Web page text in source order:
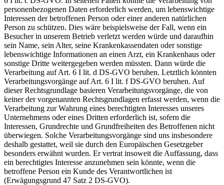
personenbezogenen Daten erforderlich werden, um lebenswichtige
Interessen der betroffenen Person oder einer anderen natürlichen
Person zu schützen. Dies wäre beispielsweise der Fall, wenn ein
Besucher in unserem Betrieb verletzt werden würde und daraufhin
sein Name, sein Alter, seine Krankenkassendaten oder sonstige
lebenswichtige Informationen an einen Arzt, ein Krankenhaus oder
sonstige Dritte weitergegeben werden müssten. Dann würde die
Verarbeitung auf Art. 6 I lit. d DS-GVO beruhen. Letztlich könnten
Verarbeitungsvorgänge auf Art. 6 I lit. f DS-GVO beruhen. Auf
dieser Rechtsgrundlage basieren Verarbeitungsvorgänge, die von
keiner der vorgenannten Rechtsgrundlagen erfasst werden, wenn die
Verarbeitung zur Wahrung eines berechtigten Interesses unseres
Unternehmens oder eines Dritten erforderlich ist, sofern die
Interessen, Grundrechte und Grundfreiheiten des Betroffenen nicht
überwiegen. Solche Verarbeitungsvorgänge sind uns insbesondere
deshalb gestattet, weil sie durch den Europäischen Gesetzgeber
besonders erwähnt wurden. Er vertrat insoweit die Auffassung, dass
ein berechtigtes Interesse anzunehmen sein könnte, wenn die
betroffene Person ein Kunde des Verantwortlichen ist
(Erwägungsgrund 47 Satz 2 DS-GVO).